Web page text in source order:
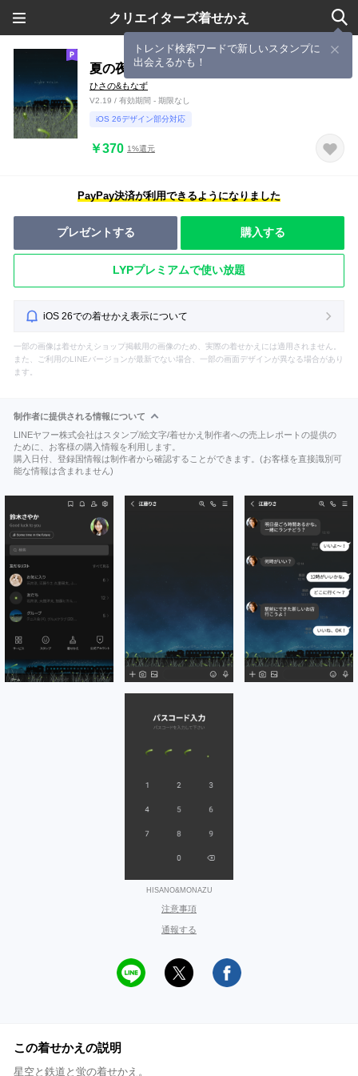
クリエイターズ着せかえ
トレンド検索ワードで新しいスタンプに
出会えるかも！
夏の夜行列車
ひさの&もなず
V2.19 / 有効期間 - 期限なし
iOS 26デザイン部分対応
￥370 1%還元
PayPay決済が利用できるようになりました
プレゼントする 購入する
LYPプレミアムで使い放題
iOS 26での着せかえ表示について
一部の画像は着せかえショップ掲載用の画像のため、実際の着せかえには適用されません。
また、ご利用のLINEバージョンが最新でない場合、一部の画面デザインが異なる場合があり
ます。
制作者に提供される情報について
LINEヤフー株式会社はスタンプ/絵文字/着せかえ制作者への売上レポートの提供の
ために、お客様の購入情報を利用します。
購入日付、登録国情報は制作者から確認することができます。(お客様を直接識別可
能な情報は含まれません)
HISANO&MONAZU
注意事項
通報する
この着せかえの説明
星空と鉄道と蛍の着せかえ。